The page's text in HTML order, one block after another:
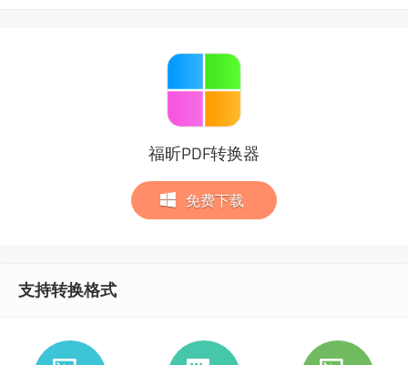
福昕PDF转换器
免费下载
支持转换格式